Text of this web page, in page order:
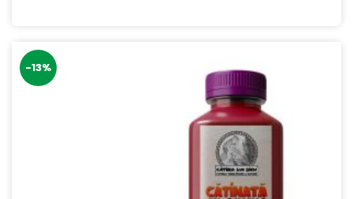
-13%